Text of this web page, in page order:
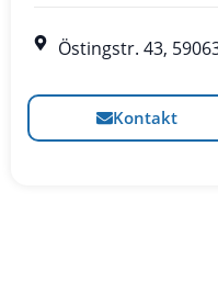
Östingstr. 43,
Kontakt